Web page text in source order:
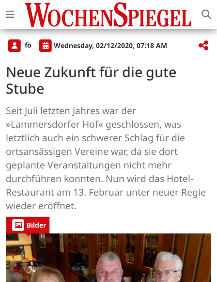
fö Wednesday, 02/12/2020, 07:18 AM
Neue Zukunft für die gute
Stube
Seit Juli letzten Jahres war der
»Lammersdorfer Hof« geschlossen, was
letztlich auch ein schwerer Schlag für die
ortsansässigen Vereine war, da sie dort
geplante Veranstaltungen nicht mehr
durchführen konnten. Nun wird das Hotel-
Restaurant am 13. Februar unter neuer Regie
wieder eröffnet.
Bilder